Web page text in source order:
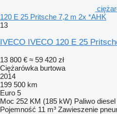
120 E 25 Pritsche 7,2 m 2x *AHK
13
IVECO IVECO 120 E 25
13 800 € ≈ 59 420 zł
Ciężarówka burtowa
2014
199 500 km
Euro 5
Moc 252 KM (185 kW) Paliwo diesel
Pojemność 11 m³ Zawieszenie